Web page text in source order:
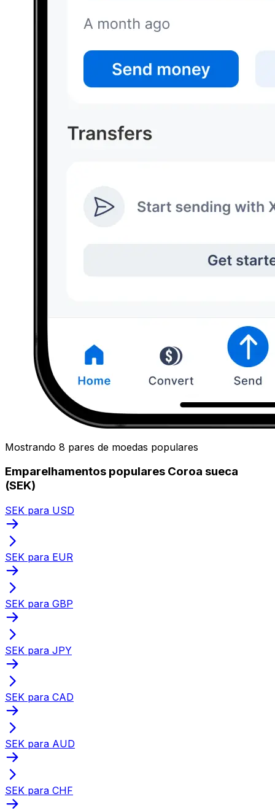
Mostrando 8 pares de moedas populares
Emparelhamentos populares Coroa sueca
(SEK)
SEK para USD
SEK para EUR
SEK para GBP
SEK para JPY
SEK para CAD
SEK para AUD
SEK para CHF